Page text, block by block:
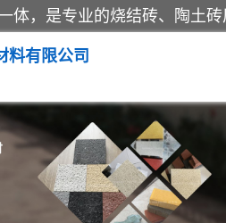
料有限公司